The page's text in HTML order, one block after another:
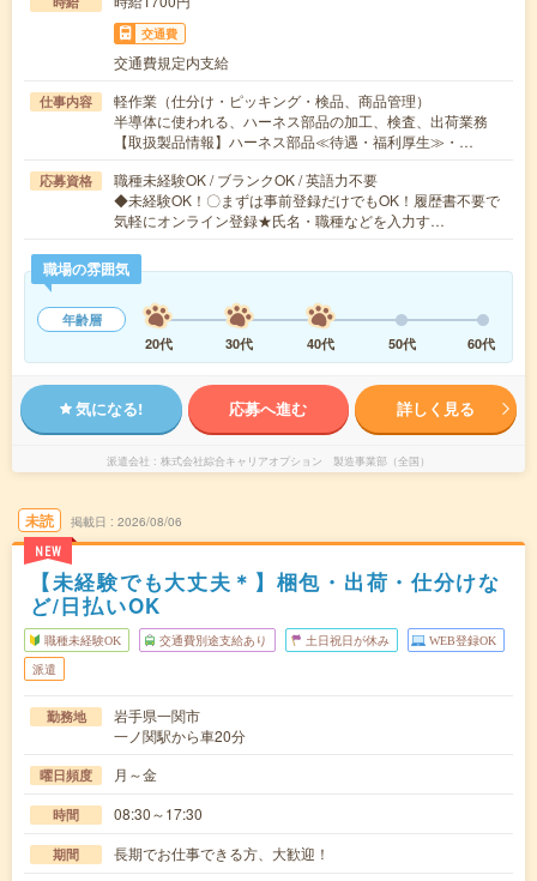
交通費
交通費規定内支給
仕事内容
軽作業（仕分け・ピッキング・検品、商品管理）
半導体に使われる、ハーネス部品の加工、検査、出荷業務
【取扱製品情報】ハーネス部品≪待遇・福利厚生≫・…
応募資格
職種未経験OK / ブランクOK / 英語力不要
◆未経験OK！〇まずは事前登録だけでもOK！履歴書不要で
気軽にオンライン登録★氏名・職種などを入力す…
職場の雰囲気
年齢層
20代
30代 40代 50代 60代
気になる! 応募へ進む 詳しく見る
派遣会社 株式会社綜合キャリアオプション 製造事業部（全国）
未読
NEW
掲載日 2026/08/06
【未経験でも大丈夫＊】梱包・出荷・仕分けな
ど/日払いOK
職種未経験OK 交通費別途支給あり 土日祝日が休み WEB登録OK
派遣
勤務地
岩手県一関市
一ノ関駅から車20分
曜日頻度 月～金
時間 08:30～17:30
期間 長期でお仕事できる方、大歓迎！